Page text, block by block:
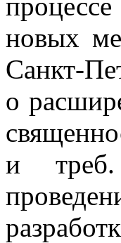
новых
Санкт-
о
и треб.